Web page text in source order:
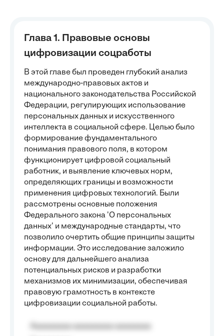
Глава 1. Правовые основы
цифровизации соцработы
В этой главе был проведен глубокий анализ
международно-правовых актов и
национального законодательства Российской
Федерации, регулирующих использование
персональных данных и искусственного
интеллекта в социальной сфере. Целью было
формирование фундаментального
понимания правового поля, в котором
функционирует цифровой социальный
работник, и выявление ключевых норм,
определяющих границы и возможности
применения цифровых технологий. Были
рассмотрены основные положения
Федерального закона 'О персональных
данных' и международные стандарты, что
позволило очертить общие принципы защиты
информации. Это исследование заложило
основу для дальнейшего анализа
потенциальных рисков и разработки
механизмов их минимизации, обеспечивая
правовую грамотность в контексте
цифровизации социальной работы.